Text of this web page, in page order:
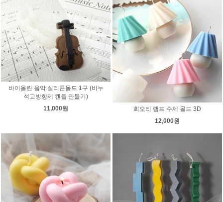
바이올린 음악 실리콘몰드 1구 (비누
석고방향제 캔들 만들기)
11,000원
회오리 램프 수제 몰드 3D
12,000원